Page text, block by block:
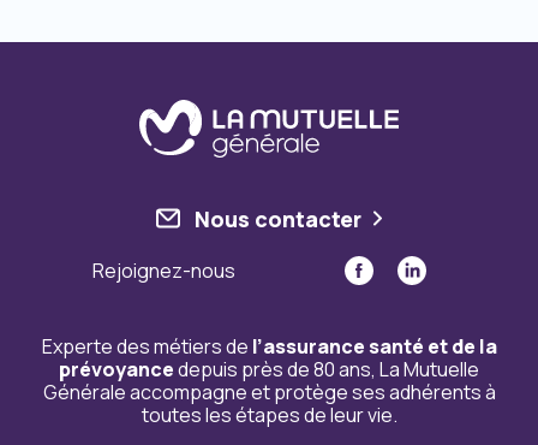
Nous contacter
Rejoignez-nous
Experte des métiers de l’assurance santé et de la
prévoyancedepuis près de 80 ans, La Mutuelle
Générale accompagne et protège ses adhérents à
toutes les étapes de leur vie.